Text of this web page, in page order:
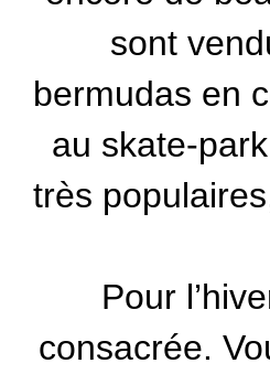
sont
bermudas en
au skate-
très
Pour
consacrée.